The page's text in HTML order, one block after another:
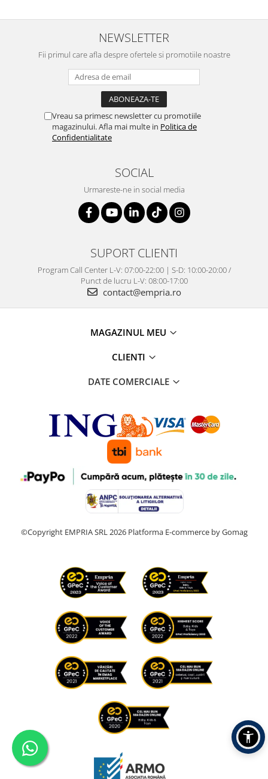
NEWSLETTER
Fii primul care afla despre ofertele si promotiile noastre
Vreau sa primesc newsletter cu promotiile
magazinului. Afla mai multe in Politica de
Confidentialitate
SOCIAL
Urmareste-ne in social media
SUPORT CLIENTI
Program Call Center L-V: 07:00-22:00 | S-D: 10:00-20:00 /
Punct de lucru L-V: 08:00-17:00
contact@empria.ro
MAGAZINUL MEU
CLIENTI
DATE COMERCIALE
©Copyright EMPRIA SRL 2026 Platforma E-commerce by Gomag